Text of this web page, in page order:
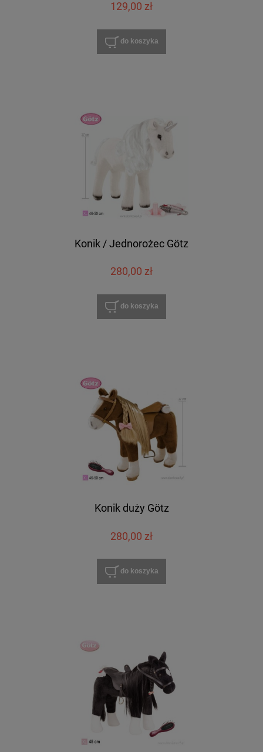
129,00 zł
do koszyka
Konik / Jednorożec Götz
280,00 zł
do koszyka
Konik duży Götz
280,00 zł
do koszyka